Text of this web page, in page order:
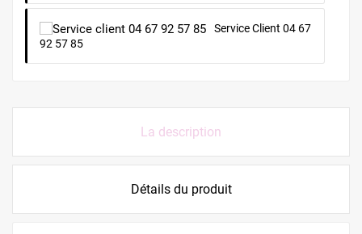
Service Client 04 67
92 57 85
La description
Détails du produit